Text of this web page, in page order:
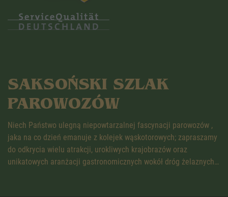
SAKSOŃSKI SZLAK
PAROWOZÓW
Niech Państwo ulegną niepowtarzalnej fascynacji parowozów ,
jaka na co dzień emanuje z kolejek wąskotorowych; zapraszamy
do odkrycia wielu atrakcji, urokliwych krajobrazów oraz
unikatowych aranżacji gastronomicznych wokół dróg żelaznych…